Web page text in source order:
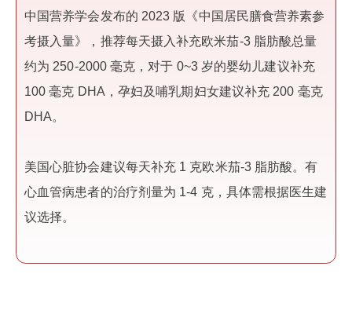
中国营养学会发布的 2023 版《中国居民膳食营养素参
考摄入量》，推荐每天摄入补充欧米茄-3 脂肪酸总量
约为 250-2000 毫克，对于 0~3 岁的婴幼儿建议补充
100 毫克 DHA，孕妇及哺乳期妇女建议补充 200 毫克
DHA。
美国心脏协会建议每天补充 1 克欧米茄-3 脂肪酸。有
心血管病患者的治疗剂量为 1-4 克，具体需根据医生建
议选择。